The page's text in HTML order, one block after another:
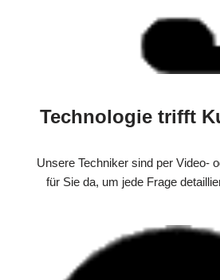
Technologie trifft
Unsere Techniker sind per Video-
für Sie da, um jede Frage